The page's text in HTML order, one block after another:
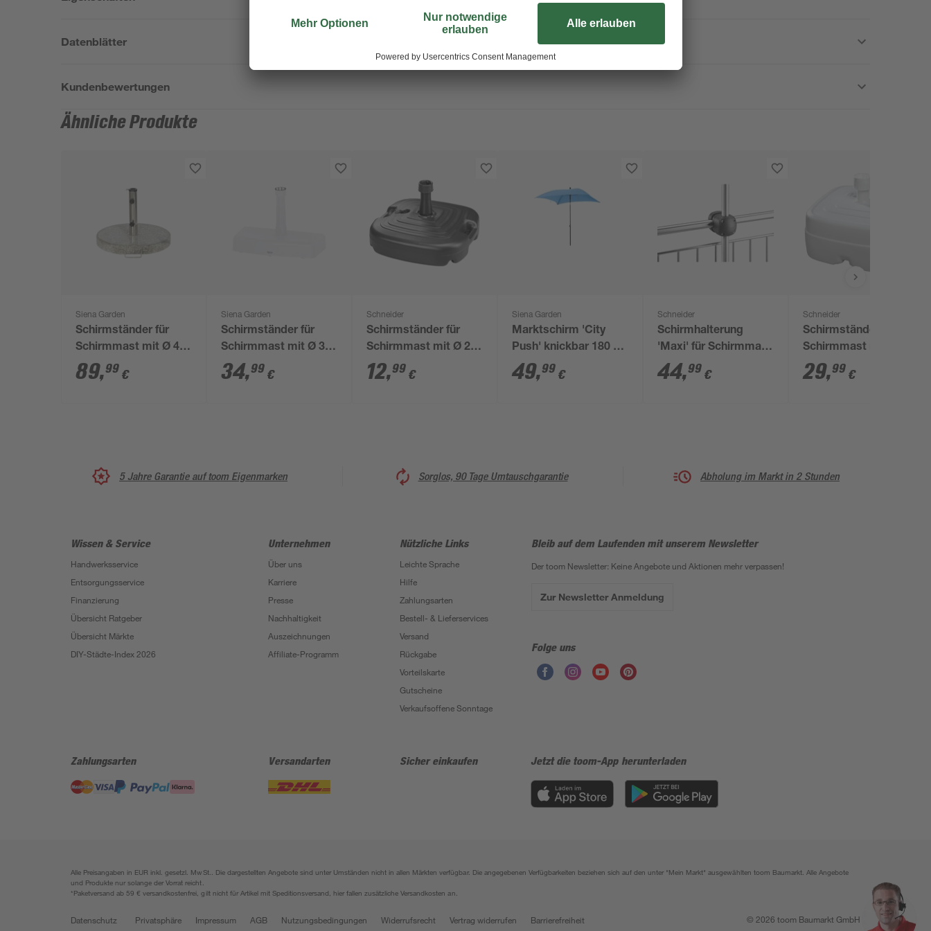
Datenblätter
Kundenbewertungen
Ähnliche Produkte
Siena Garden
Schirmständer für
Schirmmast mit Ø 48
mm Granit Ø 50 x 5,5
cm
89,99 €
Siena Garden
Schirmständer für
Schirmmast mit Ø 36
mm Kunststoff 25 x
50 x 35 cm
34,99 €
Schneider
Schirmständer für
Schirmmast mit Ø 25
- 32 mm Kunststoff
45 x 45 x 28 cm
12,99 €
Siena Garden
Marktschirm 'City
Push' knickbar 180 x
180 cm
49,99 €
Schneider
Schirmhalterung
'Maxi' für Schirmmast
mit Ø 25 bis 38 mm
44,99 €
Schneider
Schirmständer für
Schirmmast mit Ø 38
- 50 mm Kunststoff
48 x 48 x 39,5 cm
29,99 €
5 Jahre Garantie auf toom Eigenmarken Sorglos, 90 Tage Umtauschgarantie Abholung im Markt in 2 Stunden
Wissen & Service
Handwerksservice
Entsorgungsservice
Finanzierung
Übersicht Ratgeber
Übersicht Märkte
DIY-Städte-Index 2026
Unternehmen
Über uns
Karriere
Presse
Nachhaltigkeit
Auszeichnungen
Affiliate-Programm
Nützliche Links
Leichte Sprache
Hilfe
Zahlungsarten
Bestell- & Lieferservices
Versand
Rückgabe
Vorteilskarte
Gutscheine
Verkaufsoffene Sonntage
Bleib auf dem Laufenden mit unserem Newsletter
Der toom Newsletter: Keine Angebote und Aktionen mehr verpassen!
Zur Newsletter Anmeldung
Folge uns
Zahlungsarten Versandarten Sicher einkaufen Jetzt die toom-App herunterladen
Alle Preisangaben in EUR inkl. gesetzl. MwSt.. Die dargestellten Angebote sind unter Umständen nicht in allen Märkten verfügbar. Die angegebenen Verfügbarkeiten beziehen sich auf den unter "Mein Markt" ausgewählten toom Baumarkt. Alle Angebote
und Produkte nur solange der Vorrat reicht.
*Paketversand ab 59 € versandkostenfrei, gilt nicht für Artikel mit Speditionsversand, hier fallen zusätzliche Versandkosten an.
Datenschutz Privatsphäre Impressum AGB Nutzungsbedingungen Widerrufsrecht Vertrag widerrufen Barrierefreiheit © 2026 toom Baumarkt GmbH